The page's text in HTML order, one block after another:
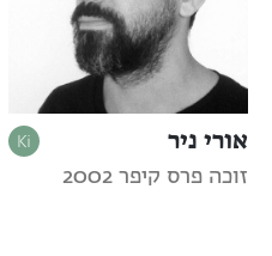
אורי ניר
זוכה פרס קיפר 2002